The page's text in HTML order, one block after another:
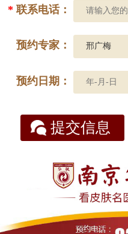
*联系电话：
预约专家：
预约日期：
提交信息